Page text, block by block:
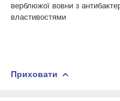
верблюжої вовни з
властивостями
Приховати